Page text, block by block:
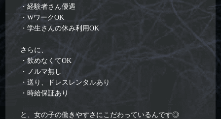
・経験者さん優遇
・WワークOK
・学生さんの休み利用OK
さらに、
・飲めなくてOK
・ノルマ無し
・送り、ドレスレンタルあり
・時給保証あり
と、女の子の働きやすさにこだわっているんです◎